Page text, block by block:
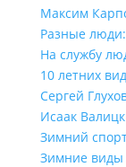
Максим
Разные
На службу
10 летних
Сергей
Исаак
Зимний
Зимние виды